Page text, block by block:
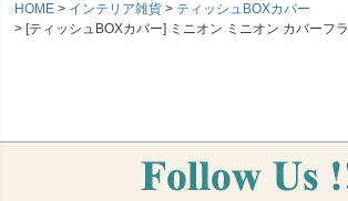
HOME インテリア雑貨
ティッシュBOXカバー
[ティッシュBOXカバー] ミニオン ミニオン カバーフ